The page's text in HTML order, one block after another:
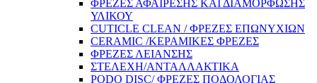
ΦΡΕΖΕΣ ΑΦΑΙΡΕΣΗΣ ΚΑΙ ΔΙΑΜΟΡΦΩΣΗΣ
ΥΛΙΚΟΥ
CUTICLE CLEAN / ΦΡΕΖΕΣ ΕΠΩΝΥΧΙΩΝ
CERAMIC /ΚΕΡΑΜΙΚΕΣ ΦΡΕΖΕΣ
ΦΡΕΖΕΣ ΛΕΙΑΝΣΗΣ
ΣΤΕΛΕΧΗ/ΑΝΤΑΛΛΑΚΤΙΚΑ
PODO DISC/ ΦΡΕΖΕΣ ΠΟΔΟΛΟΓΙΑΣ